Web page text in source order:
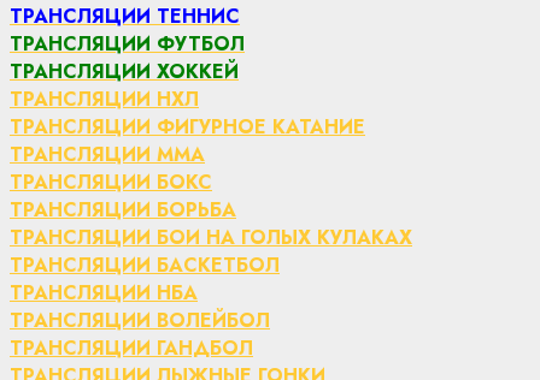
ТРАНСЛЯЦИИ ТЕННИС
ТРАНСЛЯЦИИ ФУТБОЛ
ТРАНСЛЯЦИИ ХОККЕЙ
ТРАНСЛЯЦИИ НХЛ
ТРАНСЛЯЦИИ ФИГУРНОЕ КАТАНИЕ
ТРАНСЛЯЦИИ ММА
ТРАНСЛЯЦИИ БОКС
ТРАНСЛЯЦИИ БОРЬБА
ТРАНСЛЯЦИИ БОИ НА ГОЛЫХ КУЛАКАХ
ТРАНСЛЯЦИИ БАСКЕТБОЛ
ТРАНСЛЯЦИИ НБА
ТРАНСЛЯЦИИ ВОЛЕЙБОЛ
ТРАНСЛЯЦИИ ГАНДБОЛ